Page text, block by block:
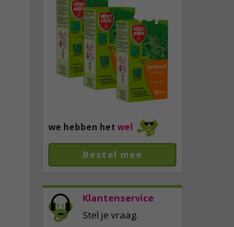
40,
we hebben het wel
Bestel mee
Klantenservice
Stel je vraag.